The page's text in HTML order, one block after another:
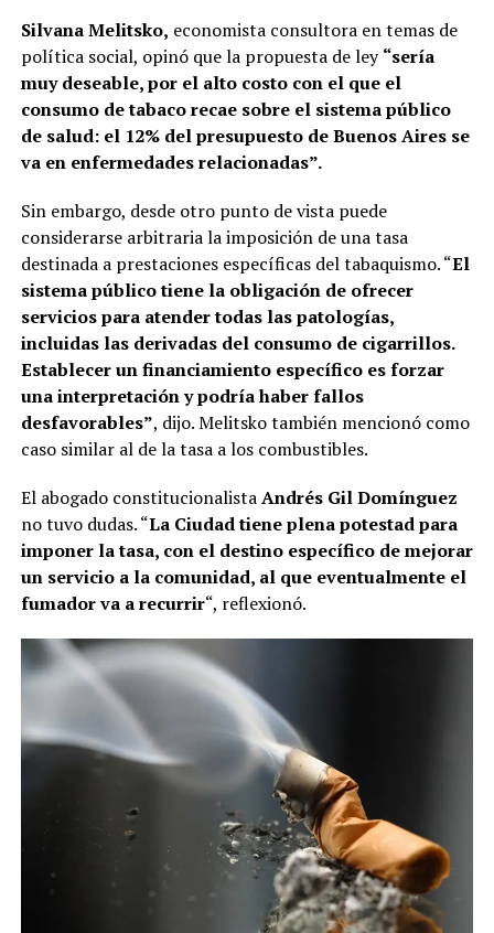
Silvana Melitsko, economista consultora en temas de
política social, opinó que la propuesta de ley“sería
muy deseable, por el alto costo con el que el
consumo de tabaco recae sobre el sistema público
de salud: el 12% del presupuesto de Buenos Aires se
va en enfermedades relacionadas”.
Sin embargo, desde otro punto de vista puede
considerarse arbitraria la imposición de una tasa
destinada a prestaciones específicas del tabaquismo. “El
sistema público tiene la obligación de ofrecer
servicios para atender todas las patologías,
incluidas las derivadas del consumo de cigarrillos.
Establecer un financiamiento específico es forzar
una interpretación y podría haber fallos
desfavorables”, dijo. Melitsko también mencionó como
caso similar al de la tasa a los combustibles.
El abogado constitucionalistaAndrés Gil Domínguez
no tuvo dudas. “La Ciudad tiene plena potestad para
imponer la tasa, con el destino específico de mejorar
un servicio a la comunidad, al que eventualmente el
fumador va a recurrir“, reflexionó.